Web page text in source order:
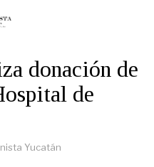
donación de
de
Yucatán